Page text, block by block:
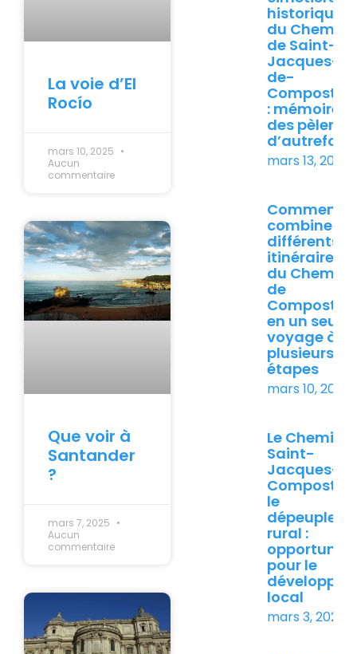
La voie d’El
Rocío
mars 10, 2025
Aucun
commentaire
Que voir à
Santander
?
mars 7, 2025
Aucun
commentaire
historiques
du Chemin
de Saint-
Jacques-
de-
: mémoire
des pèlerins
d’autrefois
mars 13, 2026
Comment
combiner
différents
itinéraires
du Chemin
de
en un seul
voyage à
plusieurs
étapes
mars 10, 2026
Le Chemin
Saint-
Jacques-
le
rural :
pour le
local
mars 3, 2026